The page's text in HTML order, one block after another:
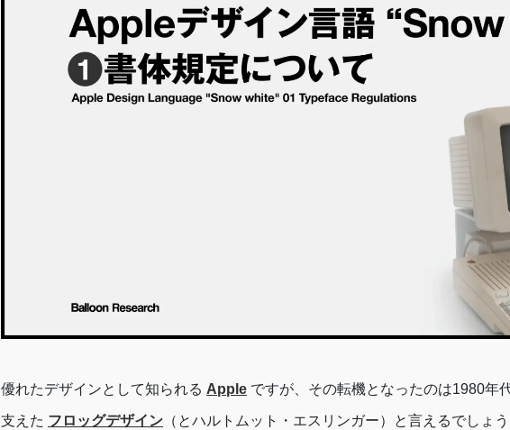
優れたデザインとして知られる Apple ですが、その転機となったのは1980年
支えた フロッグデザイン （とハルトムット・エスリンガー）と言えるでしょう